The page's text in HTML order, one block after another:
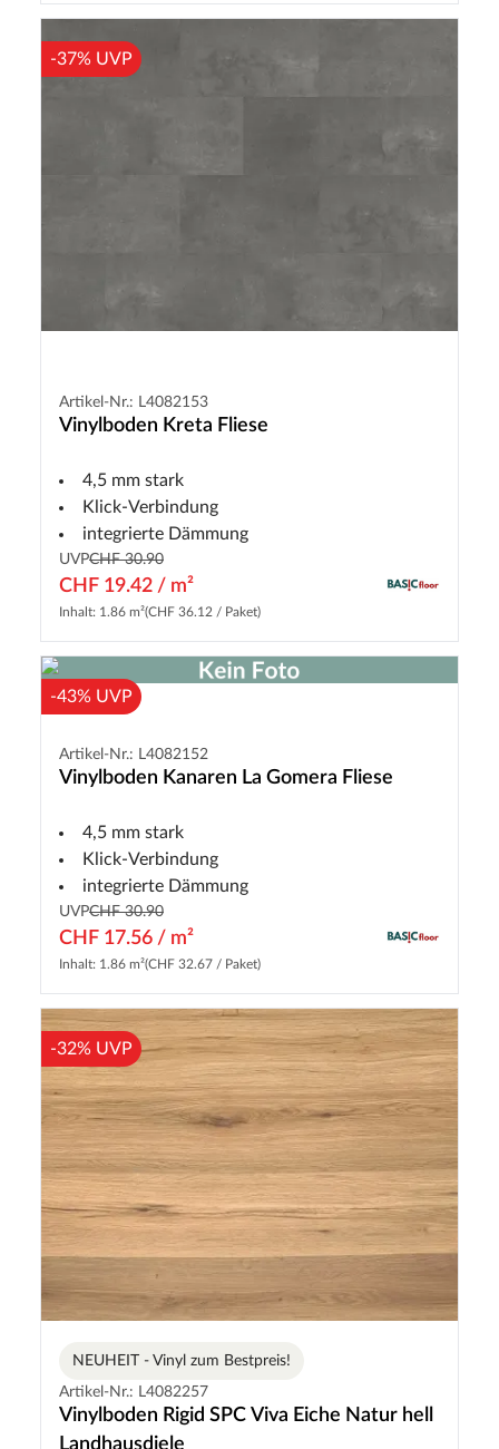
-37% UVP
Artikel-Nr.: L4082153
Vinylboden Kreta Fliese
4,5 mm stark
Klick-Verbindung
integrierte Dämmung
UVPCHF 30.90
CHF 19.42 / m²
Inhalt: 1.86 m²(CHF 36.12 / Paket)
-43% UVP
Artikel-Nr.: L4082152
Vinylboden Kanaren La Gomera Fliese
4,5 mm stark
Klick-Verbindung
integrierte Dämmung
UVPCHF 30.90
CHF 17.56 / m²
Inhalt: 1.86 m²(CHF 32.67 / Paket)
-32% UVP
NEUHEIT - Vinyl zum Bestpreis!
Artikel-Nr.: L4082257
Vinylboden Rigid SPC Viva Eiche Natur hell